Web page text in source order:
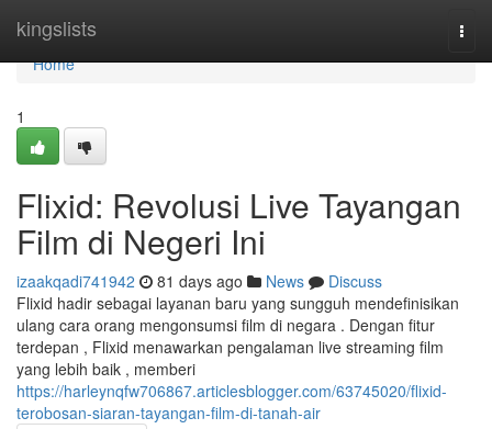
kingslists
Home
Home
1
Flixid: Revolusi Live Tayangan
Film di Negeri Ini
izaakqadi741942 81 days ago News
Discuss
Flixid hadir sebagai layanan baru yang sungguh mendefinisikan
ulang cara orang mengonsumsi film di negara . Dengan fitur
terdepan , Flixid menawarkan pengalaman live streaming film
yang lebih baik , memberi
https://harleynqfw706867.articlesblogger.com/63745020/flixid-
terobosan-siaran-tayangan-film-di-tanah-air